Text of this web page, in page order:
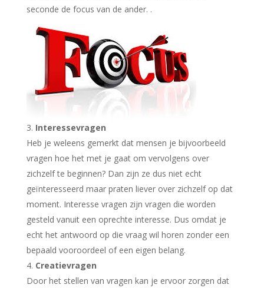
seconde de focus van de ander. .
Interessevragen
Heb je weleens gemerkt dat mensen je bijvoorbeeld
vragen hoe het met je gaat om vervolgens over
zichzelf te beginnen? Dan zijn ze dus niet echt
geïnteresseerd maar praten liever over zichzelf op dat
moment. Interesse vragen zijn vragen die worden
gesteld vanuit een oprechte interesse. Dus omdat je
echt het antwoord op die vraag wil horen zonder een
bepaald vooroordeel of een eigen belang.
Creatievragen
Door het stellen van vragen kan je ervoor zorgen dat